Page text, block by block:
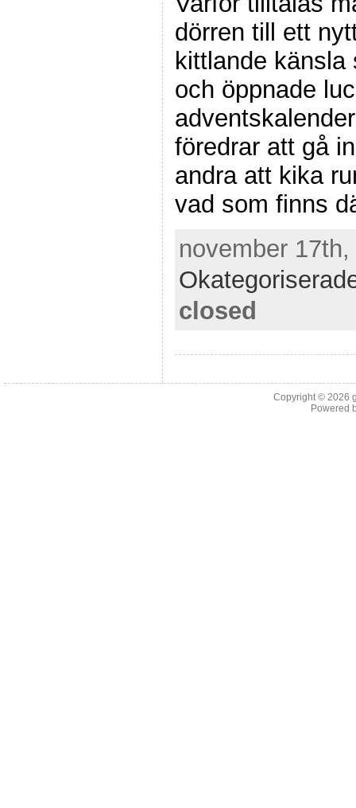
dörren till ett
kittlande
och öppnade
föredrar att gå
andra att kika
vad som finns
november
closed
Copyright © 2026
Powered